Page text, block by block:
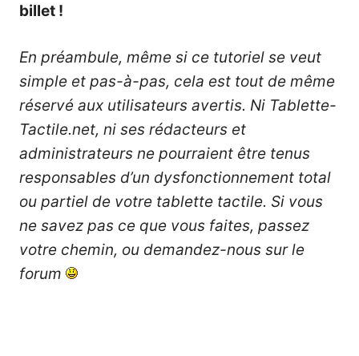
billet !
En préambule, même si ce tutoriel se veut
simple et pas-à-pas, cela est tout de même
réservé aux utilisateurs avertis. Ni Tablette-
Tactile.net, ni ses rédacteurs et
administrateurs ne pourraient être tenus
responsables d’un dysfonctionnement total
ou partiel de votre tablette tactile. Si vous
ne savez pas ce que vous faites, passez
votre chemin, ou demandez-nous sur le
forum